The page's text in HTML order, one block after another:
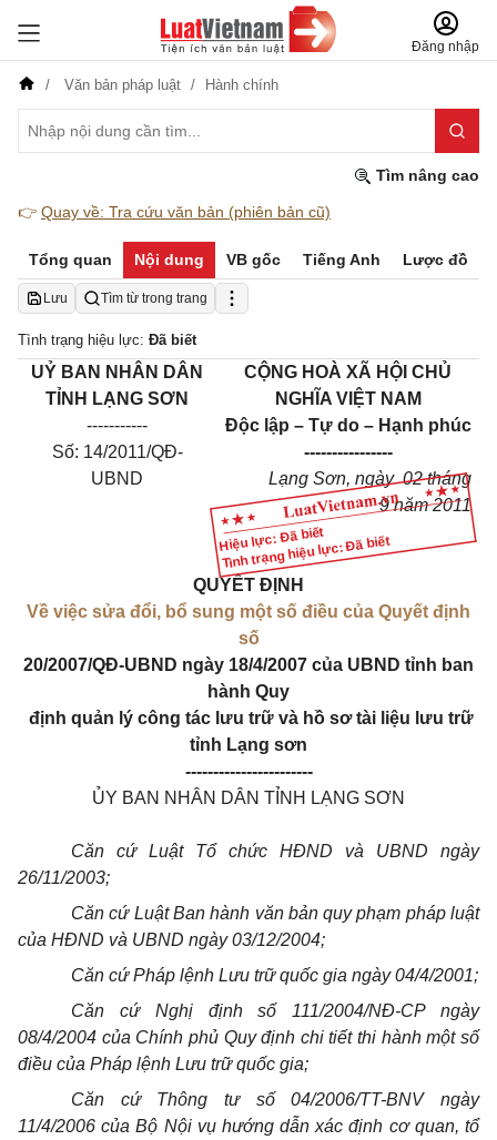
Đăng nhập
Văn bản pháp luật Hành chính
Tìm nâng cao
👉 Quay về: Tra cứu văn bản (phiên bản cũ)
Tổng quan Nội dung VB gốc Tiếng Anh Lược đồ
Lưu Tìm từ trong trang
Tình trạng hiệu lực: Đã biết
Hiệu lực: Đã biết
Tình trạng hiệu lực: Đã biết
UỶ BAN NHÂN DÂN
TỈNH LẠNG SƠN
-----------
Số: 14/2011/QĐ-
UBND
CỘNG HOÀ XÃ HỘI CHỦ
NGHĨA VIỆT NAM
Độc lập – Tự do – Hạnh phúc
----------------
Lạng Sơn, ngày 02 tháng
9 năm 2011
QUYẾT ĐỊNH
Về việc sửa đổi, bổ sung một số điều của Quyết định
số
20/2007/QĐ-UBND ngày 18/4/2007 của UBND tỉnh ban
hành Quy
định quản lý công tác lưu trữ và hồ sơ tài liệu lưu trữ
tỉnh Lạng sơn
-----------------------
ỦY BAN NHÂN DÂN TỈNH LẠNG SƠN
Căn cứ Luật Tổ chức HĐND và UBND ngày
26/11/2003;
Căn cứ Luật Ban hành văn bản quy phạm pháp luật
của HĐND và UBND ngày 03/12/2004;
Căn cứ Pháp lệnh Lưu trữ quốc gia ngày 04/4/2001;
Căn cứ Nghị định số 111/2004/NĐ-CP ngày
08/4/2004 của Chính phủ Quy định chi tiết thi hành một số
điều của Pháp lệnh Lưu trữ quốc gia;
Căn cứ Thông tư số 04/2006/TT-BNV ngày
11/4/2006 của Bộ Nội vụ hướng dẫn xác định cơ quan, tổ